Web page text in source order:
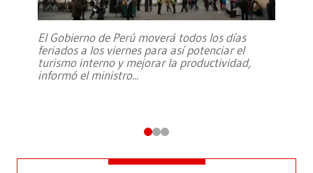
El Gobierno de Perú moverá todos los días
feriados a los viernes para así potenciar el
turismo interno y mejorar la productividad,
informó el ministro...